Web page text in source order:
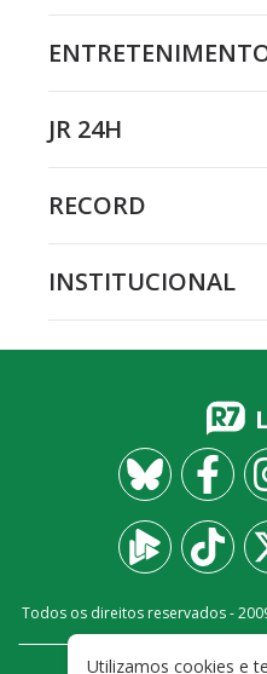
JR 24H
RECORD
INSTITUCIONAL
Todos os direitos reservados -
Utilizamos cookies e